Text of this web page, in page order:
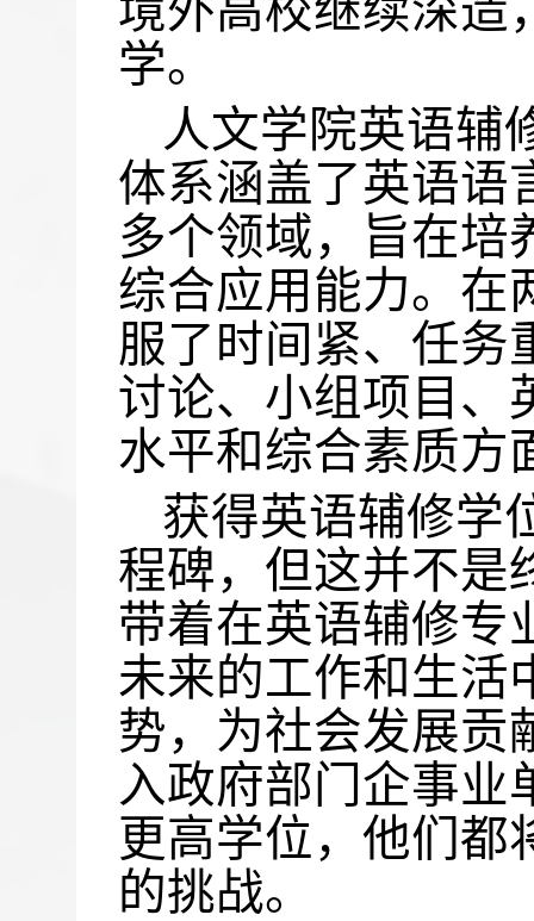
境外高校继续深造
学。
人文学院英语辅
体系涵盖了英语语
多个领域，旨在培
综合应用能力。在
服了时间紧、任务
讨论、小组项目、
水平和综合素质方
获得英语辅修学
程碑，但这并不是
带着在英语辅修专
未来的工作和生活
势，为社会发展贡
入政府部门企事业
更高学位，他们都
的挑战。